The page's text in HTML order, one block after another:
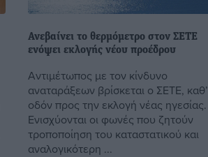
Ανεβαίνει το θερμόμετρο στον ΣΕΤΕ
ενόψει εκλογής νέου προέδρου
Αντιμέτωπος με τον κίνδυνο
αναταράξεων βρίσκεται ο ΣΕΤΕ, καθ’
οδόν προς την εκλογή νέας ηγεσίας.
Ενισχύονται οι φωνές που ζητούν
τροποποίηση του καταστατικού και
αναλογικότερη ...